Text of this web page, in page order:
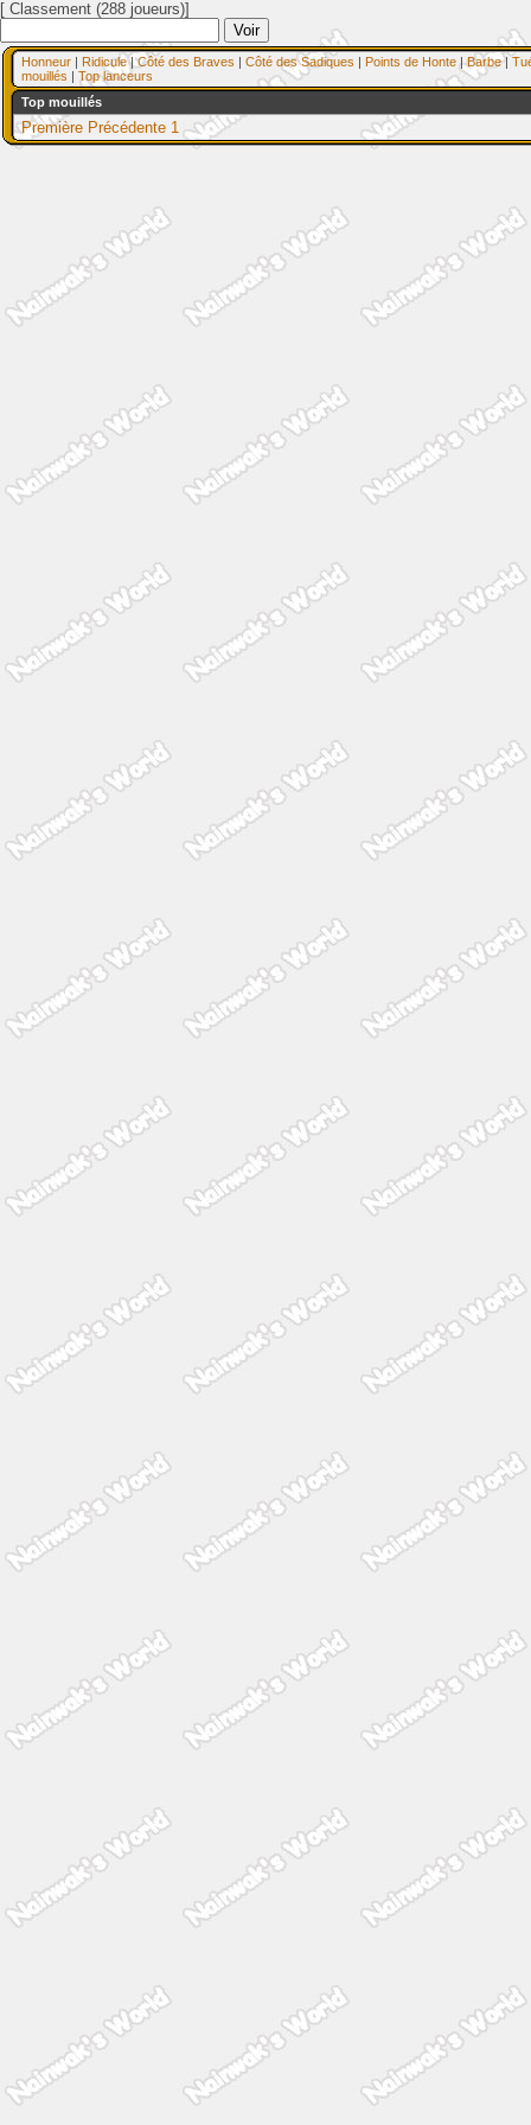
[ Classement (288 joueurs)]
Honneur | Ridicule|Côté des Braves | Côté des Sadiques | Points de Honte |Barbe|
mouillés | Top lanceurs
Top mouillés
Première Précédente 1